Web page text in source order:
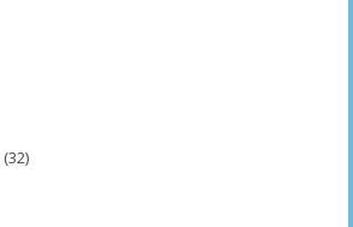
(32)